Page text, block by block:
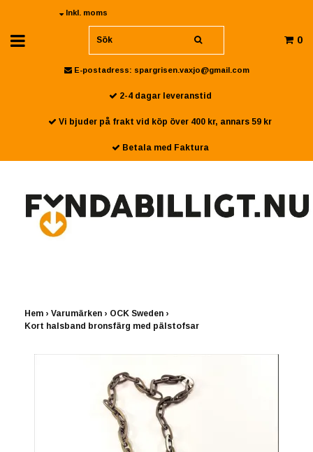
Inkl. moms
0
E-postadress: spargrisen.vaxjo@gmail.com
2-4 dagar leveranstid
Vi bjuder på frakt vid köp över 400 kr, annars 59 kr
Betala med Faktura
Hem › Varumärken › OCK Sweden ›
Kort halsband bronsfärg med pälstofsar